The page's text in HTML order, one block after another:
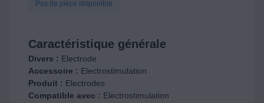
Pas de pièce disponible
Caractéristique générale
Divers : Electrode
Accessoire : Electrostimulation
Produit : Electrodes
Compatible avec : Electrostimulation